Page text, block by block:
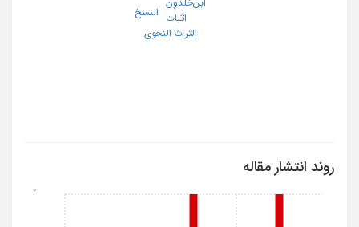
ابن‌خلدون
اثبات
التراث النحوی
النسخ
روند انتشار مقاله
2